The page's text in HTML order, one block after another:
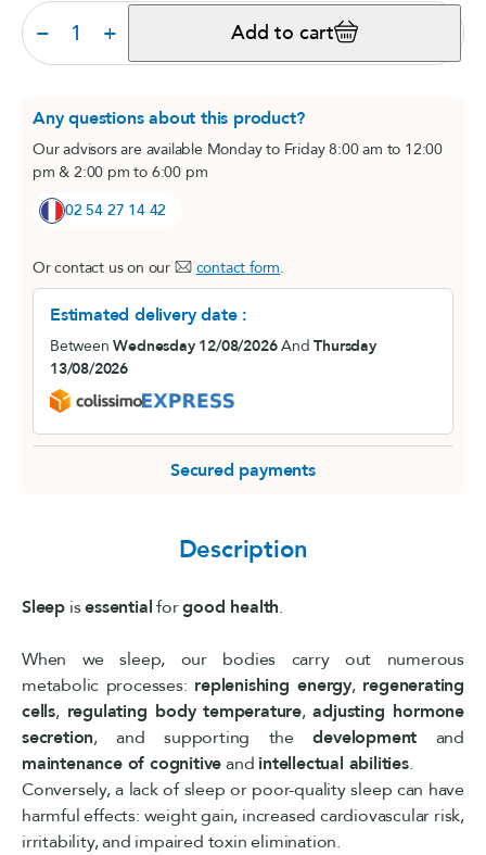
− + Add to cart
Any questions about this product?
Our advisors are available Monday to Friday 8:00 am to 12:00
pm & 2:00 pm to 6:00 pm
02 54 27 14 42
Or contact us on our contact form.
Estimated delivery date :
BetweenWednesday 12/08/2026AndThursday
13/08/2026
Secured payments
Description
Sleep isessentialforgood health.
When we sleep, our bodies carry out numerous
metabolic processes: replenishing energy, regenerating
cells, regulating body temperature,adjusting hormone
secretion, and supporting thedevelopment and
maintenance of cognitiveand intellectual abilities.
Conversely, a lack of sleep or poor-quality sleep can have
harmful effects: weight gain, increased cardiovascular risk,
irritability, and impaired toxin elimination.